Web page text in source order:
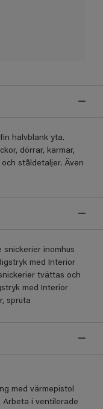
halvblank yta.
dörrar, karmar,
ståldetaljer. Även
snickerier inomhus
med Interior
tvättas och
med Interior
spruta
med värmepistol
Arbeta i ventilerade